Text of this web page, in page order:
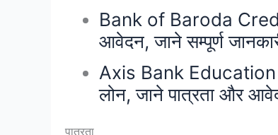
Bank of Baroda
आवेदन, जाने सम्पूर्ण
Axis Bank
लोन, जाने पात्रता और
पात्रता